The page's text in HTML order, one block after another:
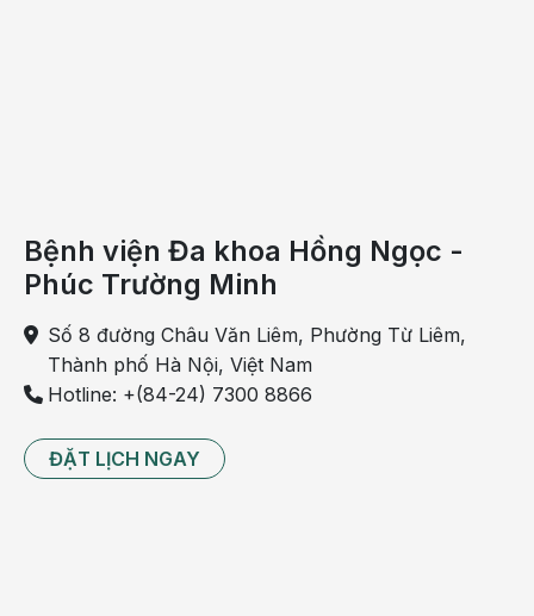
Khó thở là tình trạng rất thường gặp ở phụ nữ có thai
Bên cạnh đó, còn có một vài nguyên nhân bệnh lý khác
cũng có thể gây hiện tượng khó thở ở bà bầu như:
-Hen suyễn
Nếu mẹ bầu có tiền sử bị hen suyễn thì khi mang thai mẹ
sẽ thường xuyên gặp phải tình trạng khó thở. Bạn cần nói
Bệnh viện Đa khoa Hồng Ngọc -
Phúc Trường Minh
Số 8 đường Châu Văn Liêm, Phường Từ Liêm,
Thành phố Hà Nội, Việt Nam
Hotline: +(84-24) 7300 8866
ĐẶT LỊCH NGAY